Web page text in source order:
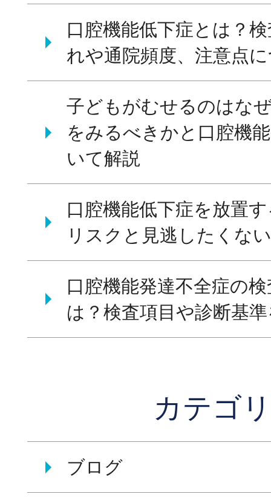
口腔機能低下症とは？
れや通院頻度、注意点
子どもがむせるのはな
をみるべきかと口腔機
いて解説
口腔機能低下症を放置
リスクと見逃したくな
口腔機能発達不全症の
は？検査項目や診断基
カテゴ
ブログ